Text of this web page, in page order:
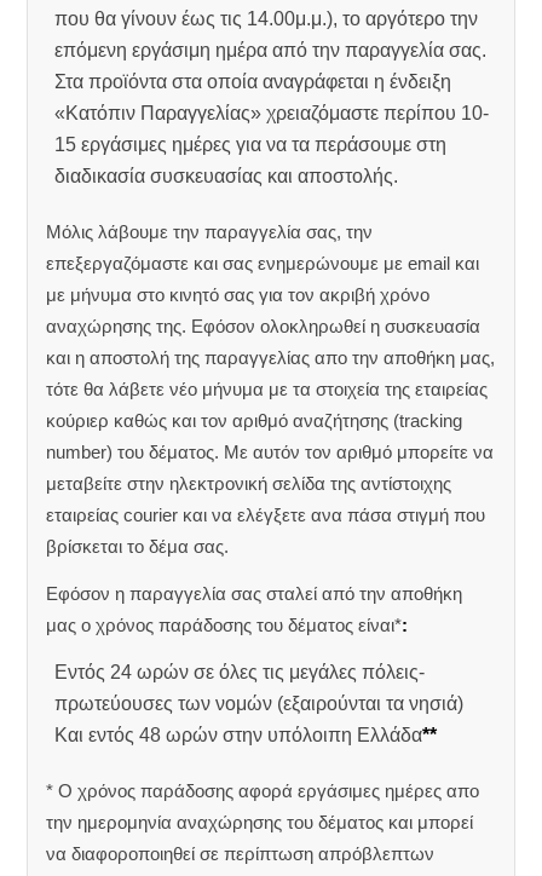
που θα γίνουν έως τις 14.00μ.μ.), το αργότερο την
επόμενη εργάσιμη ημέρα από την παραγγελία σας.
Στα προϊόντα στα οποία αναγράφεται η ένδειξη
«Κατόπιν Παραγγελίας» χρειαζόμαστε περίπου 10-
15 εργάσιμες ημέρες για να τα περάσουμε στη
διαδικασία συσκευασίας και αποστολής.
Μόλις λάβουμε την παραγγελία σας, την
επεξεργαζόμαστε και σας ενημερώνουμε με email και
με μήνυμα στο κινητό σας για τον ακριβή χρόνο
αναχώρησης της. Εφόσον ολοκληρωθεί η συσκευασία
και η αποστολή της παραγγελίας απο την αποθήκη μας,
τότε θα λάβετε νέο μήνυμα με τα στοιχεία της εταιρείας
κούριερ καθώς και τον αριθμό αναζήτησης (tracking
number) του δέματος. Με αυτόν τον αριθμό μπορείτε να
μεταβείτε στην ηλεκτρονική σελίδα της αντίστοιχης
εταιρείας courier και να ελέγξετε ανα πάσα στιγμή που
βρίσκεται το δέμα σας.
Εφόσον η παραγγελία σας σταλεί από την αποθήκη
μας ο χρόνος παράδοσης του δέματος είναι*:
Εντός 24 ωρών σε όλες τις μεγάλες πόλεις-
πρωτεύουσες των νομών (εξαιρούνται τα νησιά)
Και εντός 48 ωρών στην υπόλοιπη Ελλάδα**
* Ο χρόνος παράδοσης αφορά εργάσιμες ημέρες απο
την ημερομηνία αναχώρησης του δέματος και μπορεί
να διαφοροποιηθεί σε περίπτωση απρόβλεπτων